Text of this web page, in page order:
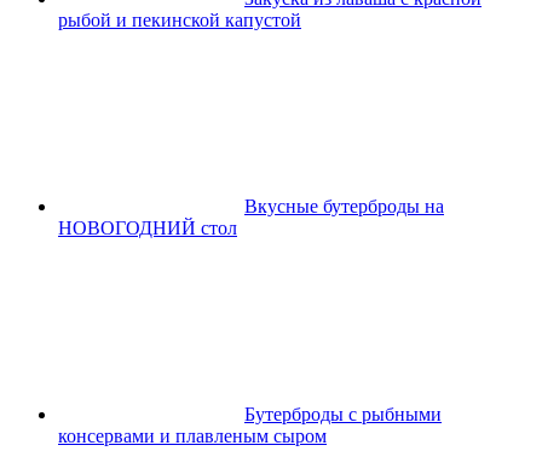
рыбой и пекинской капустой
Вкусные бутерброды на
НОВОГОДНИЙ стол
Бутерброды с рыбными
консервами и плавленым сыром